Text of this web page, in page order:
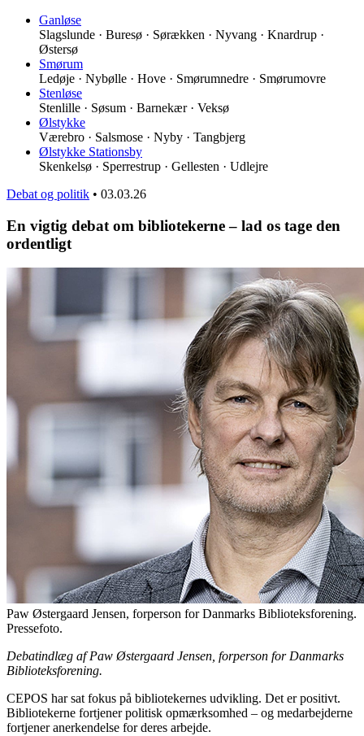
Ganløse
Slagslunde · Buresø · Sørækken · Nyvang · Knardrup ·
Østersø
Smørum
Ledøje · Nybølle · Hove · Smørumnedre · Smørumovre
Stenløse
Stenlille · Søsum · Barnekær · Veksø
Ølstykke
Værebro · Salsmose · Nyby · Tangbjerg
Ølstykke Stationsby
Skenkelsø · Sperrestrup · Gellesten · Udlejre
Debat og politik • 03.03.26
En vigtig debat om bibliotekerne – lad os tage den
ordentligt
Paw Østergaard Jensen, forperson for Danmarks Biblioteksforening.
Pressefoto.
Debatindlæg af Paw Østergaard Jensen, forperson for Danmarks
Biblioteksforening.
CEPOS har sat fokus på bibliotekernes udvikling. Det er positivt.
Bibliotekerne fortjener politisk opmærksomhed – og medarbejderne
fortjener anerkendelse for deres arbejde.